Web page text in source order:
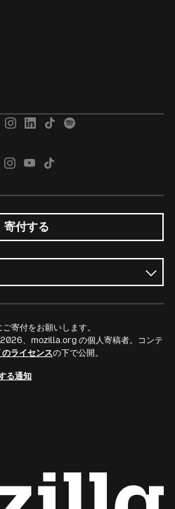
寄付する
ご寄付をお願いします。
、mozilla.org の個人寄稿者。コンテ
ライセンスの下で公開。
る通知